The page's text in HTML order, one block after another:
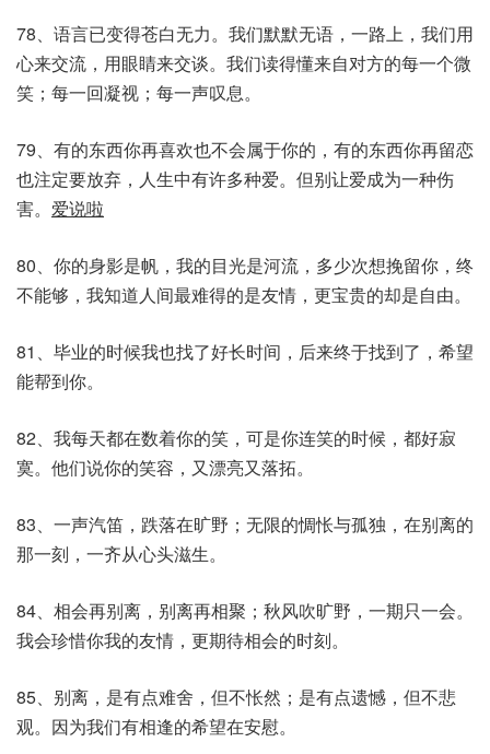
78、语言已变得苍白无力。我们默默无语，一路上，我们用
心来交流，用眼睛来交谈。我们读得懂来自对方的每一个微
笑；每一回凝视；每一声叹息。
79、有的东西你再喜欢也不会属于你的，有的东西你再留恋
也注定要放弃，人生中有许多种爱。但别让爱成为一种伤
害。 爱说啦
80、你的身影是帆，我的目光是河流，多少次想挽留你，终
不能够，我知道人间最难得的是友情，更宝贵的却是自由。
81、毕业的时候我也找了好长时间，后来终于找到了，希望
能帮到你。
82、我每天都在数着你的笑，可是你连笑的时候，都好寂
寞。他们说你的笑容，又漂亮又落拓。
83、一声汽笛，跌落在旷野；无限的惆怅与孤独，在别离的
那一刻，一齐从心头滋生。
84、相会再别离，别离再相聚；秋风吹旷野，一期只一会。
我会珍惜你我的友情，更期待相会的时刻。
85、别离，是有点难舍，但不怅然；是有点遗憾，但不悲
观。因为我们有相逢的希望在安慰。